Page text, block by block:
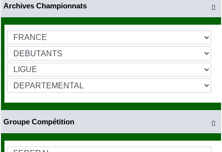

Archives Championnats

Groupe Compétition